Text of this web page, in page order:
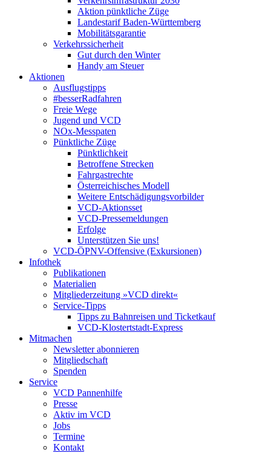
Aktion pünktliche Züge
Landestarif Baden-Württemberg
Mobilitätsgarantie
Verkehrssicherheit
Gut durch den Winter
Handy am Steuer
Aktionen
Ausflugstipps
#besserRadfahren
Freie Wege
Jugend und VCD
NOx-Messpaten
Pünktliche Züge
Pünktlichkeit
Betroffene Strecken
Fahrgastrechte
Österreichisches Modell
Weitere Entschädigungsvorbilder
VCD-Aktionsset
VCD-Pressemeldungen
Erfolge
Unterstützen Sie uns!
VCD-ÖPNV-Offensive (Exkursionen)
Infothek
Publikationen
Materialien
Mitgliederzeitung »VCD direkt«
Service-Tipps
Tipps zu Bahnreisen und Ticketkauf
VCD-Klostertstadt-Express
Mitmachen
Newsletter abonnieren
Mitgliedschaft
Spenden
Service
VCD Pannenhilfe
Presse
Aktiv im VCD
Jobs
Termine
Kontakt